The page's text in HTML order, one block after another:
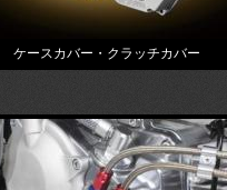
ケースカバー・クラッチカバー